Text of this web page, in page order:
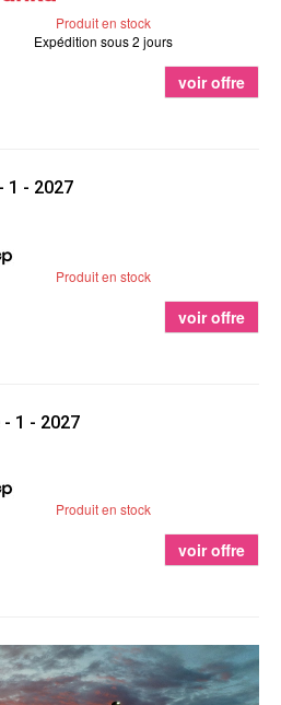
Produit en stock
Expédition sous 2 jours
voir offre
1 - 2027
Produit en stock
voir offre
- 1 - 2027
Produit en stock
voir offre